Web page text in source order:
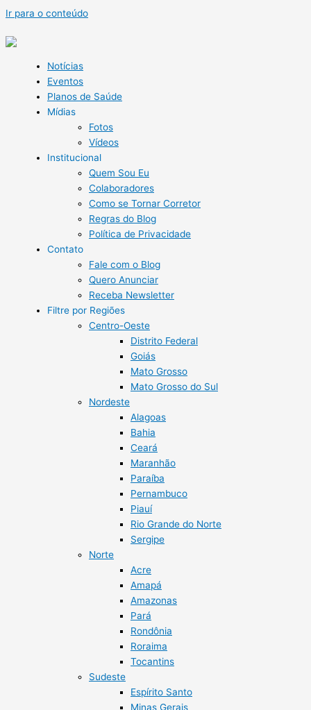
Ir para o conteúdo
Notícias
Eventos
Planos de Saúde
Mídias
Fotos
Vídeos
Institucional
Quem Sou Eu
Colaboradores
Como se Tornar Corretor
Regras do Blog
Política de Privacidade
Contato
Fale com o Blog
Quero Anunciar
Receba Newsletter
Filtre por Regiões
Centro-Oeste
Distrito Federal
Goiás
Mato Grosso
Mato Grosso do Sul
Nordeste
Alagoas
Bahia
Ceará
Maranhão
Paraíba
Pernambuco
Piauí
Rio Grande do Norte
Sergipe
Norte
Acre
Amapá
Amazonas
Pará
Rondônia
Roraima
Tocantins
Sudeste
Espírito Santo
Minas Gerais